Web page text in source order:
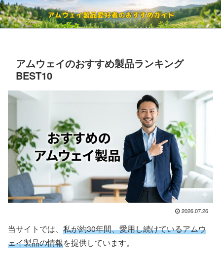
アムウェイのおすすめ製品ランキング
BEST10
2026.07.26
当サイトでは、 私が約30年間、愛用し続けているアムウ
ェイ製品の情報を提供しています。